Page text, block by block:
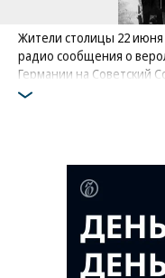
Жители столицы 22 июня
радио сообщения о
Германии на Советский
Фото: Евгений Халдей /